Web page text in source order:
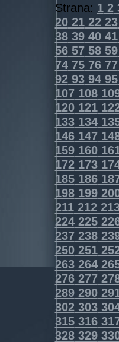
Strana: 12
20212223
38394041
56575859
74757677
92939495
107108
120121
133134
146147
159160
172173
185186
198199
211212
224225
237238
250251
263264
276277
289290
302303
315316
328329